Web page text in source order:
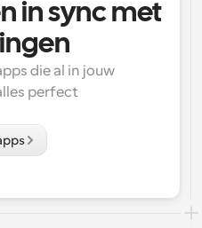
in sync met
die al in jouw
perfect